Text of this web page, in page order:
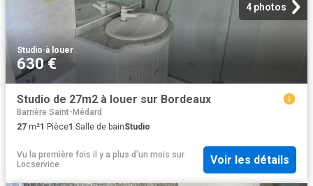
4 photos
Studio·à louer
630 €
Studio de 27m2 à louer sur Bordeaux
Barrière Saint-Médard
27 m²1 Pièce1 Salle de bainStudio
Vu la première fois il y a plus d'un mois sur
Locservice
Voir les détails